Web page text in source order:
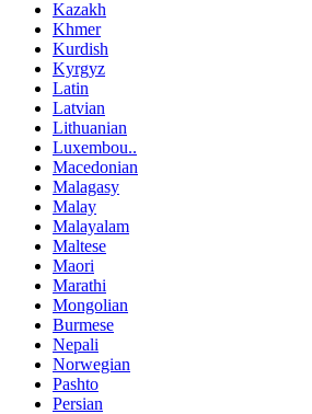
Kazakh
Khmer
Kurdish
Kyrgyz
Latin
Latvian
Lithuanian
Luxembou..
Macedonian
Malagasy
Malay
Malayalam
Maltese
Maori
Marathi
Mongolian
Burmese
Nepali
Norwegian
Pashto
Persian